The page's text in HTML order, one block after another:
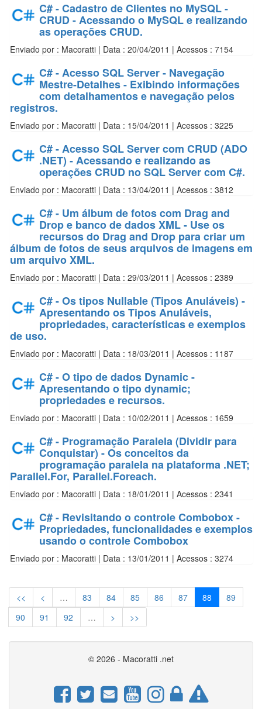
C# - Cadastro de Clientes no MySQL -
CRUD - Acessando o MySQL e realizando
as operações CRUD.
Enviado por : Macoratti | Data : 20/04/2011 | Acessos : 7154
C# - Acesso SQL Server - Navegação
Mestre-Detalhes - Exibindo informações
com detalhamentos e navegação pelos
registros.
Enviado por : Macoratti | Data : 15/04/2011 | Acessos : 3225
C# - Acesso SQL Server com CRUD (ADO
.NET) - Acessando e realizando as
operações CRUD no SQL Server com C#.
Enviado por : Macoratti | Data : 13/04/2011 | Acessos : 3812
C# - Um álbum de fotos com Drag and
Drop e banco de dados XML - Use os
recursos do Drag and Drop para criar um
álbum de fotos de seus arquivos de imagens em
um arquivo XML.
Enviado por : Macoratti | Data : 29/03/2011 | Acessos : 2389
C# - Os tipos Nullable (Tipos Anuláveis) -
Apresentando os Tipos Anuláveis,
propriedades, características e exemplos
de uso.
Enviado por : Macoratti | Data : 18/03/2011 | Acessos : 1187
C# - O tipo de dados Dynamic -
Apresentando o tipo dynamic;
propriedades e recursos.
Enviado por : Macoratti | Data : 10/02/2011 | Acessos : 1659
C# - Programação Paralela (Dividir para
Conquistar) - Os conceitos da
programação paralela na plataforma .NET;
Parallel.For, Parallel.Foreach.
Enviado por : Macoratti | Data : 18/01/2011 | Acessos : 2341
C# - Revisitando o controle Combobox -
Propriedades, funcionalidades e exemplos
usando o controle Combobox
Enviado por : Macoratti | Data : 13/01/2011 | Acessos : 3274
<< < … 83 84 85 86 87 88
89
90
91 92 … > >>
© 2026 - Macoratti .net